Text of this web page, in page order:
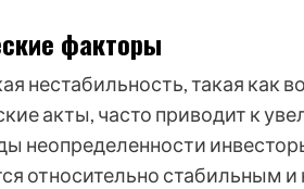
факторы
нестабильность, такая как
акты, часто приводит к
неопределенности
относительно стабильным